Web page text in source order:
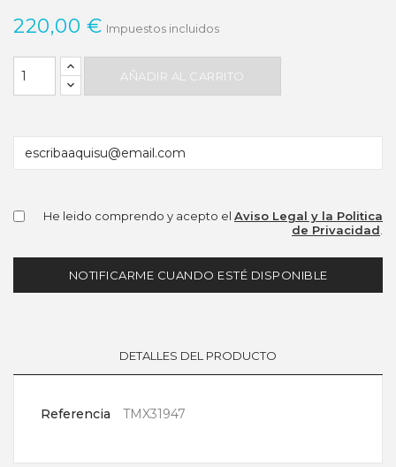
220,00 € Impuestos incluidos
AÑADIR AL CARRITO
He leido comprendo y acepto el Aviso Legal y la Politica
de Privacidad
NOTIFICARME CUANDO ESTÉ DISPONIBLE
DETALLES DEL PRODUCTO
Referencia TMX31947